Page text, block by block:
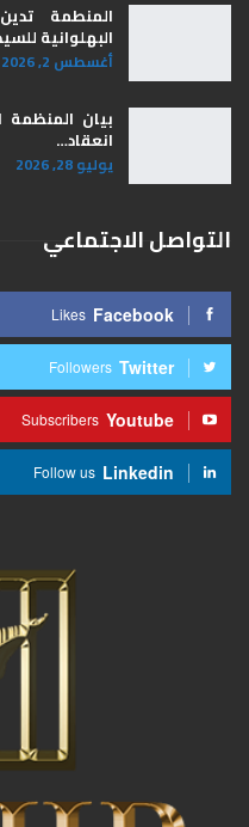
المنطمة
البهلوانية
أغسطس 2, 2026
بيان المنظمة
انعقاد…
يوليو 28, 2026
التواصل الاجتماعي
Facebook
Likes
Twitter
Followers
Youtube
Subscribers
Linkedin
Follow us